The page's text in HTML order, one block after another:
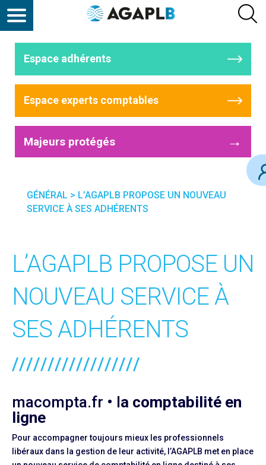
Espace adhérents
Espace experts comptables
Majeurs protégés →
GÉNÉRAL > L’AGAPLB PROPOSE UN NOUVEAU
SERVICE À SES ADHÉRENTS
L’AGAPLB PROPOSE UN
NOUVEAU SERVICE À
SES ADHÉRENTS
//////////////////
macompta.fr • la comptabilité en
ligne
Pour accompagner toujours mieux les professionnels
libéraux dans la gestion de leur activité, l’AGAPLB met en place